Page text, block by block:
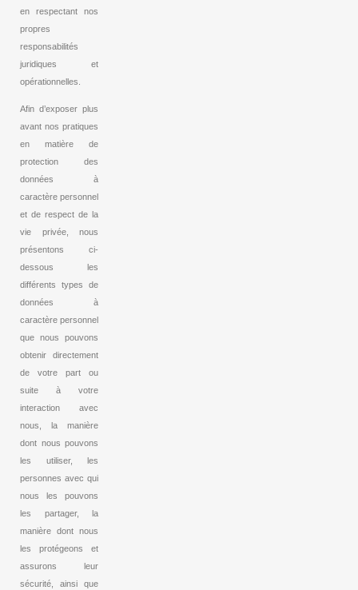
en respectant nos
propres
responsabilités
juridiques et
opérationnelles.
Afin d’exposer plus
avant nos pratiques
en matière de
protection des
données à
caractère personnel
et de respect de la
vie privée, nous
présentons ci-
dessous les
différents types de
données à
caractère personnel
que nous pouvons
obtenir directement
de votre part ou
suite à votre
interaction avec
nous, la manière
dont nous pouvons
les utiliser, les
personnes avec qui
nous les pouvons
les partager, la
manière dont nous
les protégeons et
assurons leur
sécurité, ainsi que